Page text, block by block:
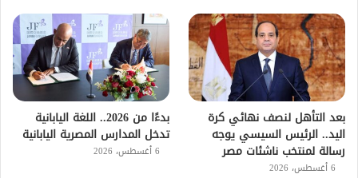
بعد التأهل لنصف نهائي كرة
اليد.. الرئيس السيسي يوجه
رسالة لمنتخب ناشئات مصر
6 أغسطس، 2026
بدءًا من 2026.. اللغة اليابانية
تدخل المدارس المصرية اليابانية
6 أغسطس، 2026